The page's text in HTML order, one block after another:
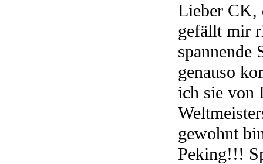
Lieber CK,
gefällt mir
spannende
genauso
ich sie von
gewohnt
Peking!!!